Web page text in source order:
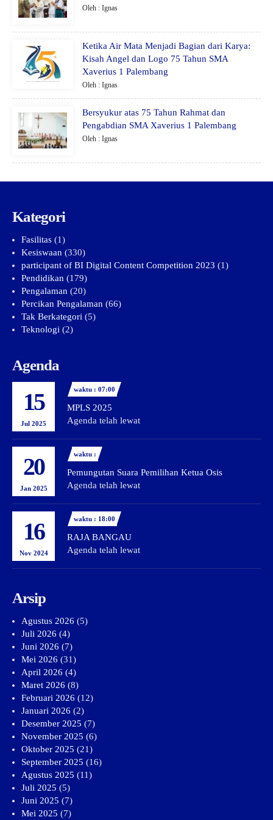
Oleh : Ignas
Ketika Air Mata Menjadi Bagian dari Karya:
Kisah Angel dan Logo 75 Tahun SMA
Xaverius 1 Palembang
Oleh : Ignas
Bersyukur atas 75 Tahun Rahmat dan
Pengabdian SMA Xaverius 1 Palembang
Oleh : Ignas
Kategori
Fasilitas (1)
Kesiswaan (330)
participant of BI Digital Content Competition 2023 (1)
Pendidikan (179)
Pengalaman (20)
Percikan Pengalaman (66)
Tak Berkategori (5)
Teknologi (2)
Agenda
15
Jul 2025
waktu : 07:00
MPLS 2025
Agenda telah lewat
20
Jan 2025
waktu :
Pemungutan Suara Pemilihan Ketua Osis
Agenda telah lewat
16
Nov 2024
waktu : 18:00
RAJA BANGAU
Agenda telah lewat
Arsip
Agustus 2026 (5)
Juli 2026 (4)
Juni 2026 (7)
Mei 2026 (31)
April 2026 (4)
Maret 2026 (8)
Februari 2026 (12)
Januari 2026 (2)
Desember 2025 (7)
November 2025 (6)
Oktober 2025 (21)
September 2025 (16)
Agustus 2025 (11)
Juli 2025 (5)
Juni 2025 (7)
Mei 2025 (7)